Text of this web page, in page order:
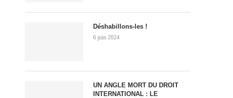
Déshabillons-les !
6 juin 2024
UN ANGLE MORT DU DROIT
INTERNATIONAL : LE